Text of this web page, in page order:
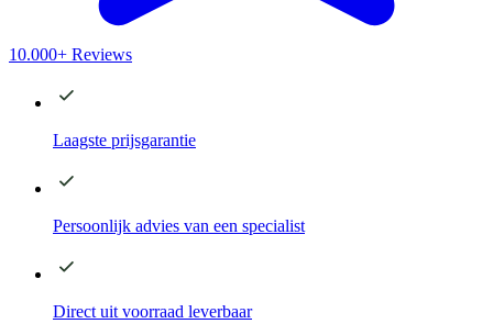
10.000+ Reviews
Laagste prijsgarantie
Persoonlijk advies van een specialist
Direct uit voorraad leverbaar